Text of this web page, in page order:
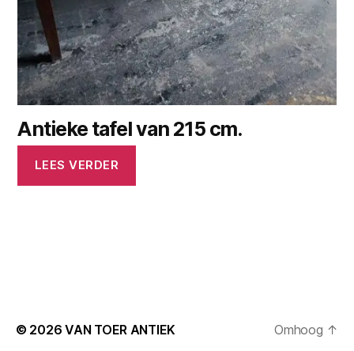
Antieke tafel van 215 cm.
LEES VERDER
© 2026VAN TOER ANTIEK Omhoog ↑